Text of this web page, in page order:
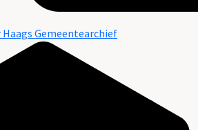
Gemeentearchief